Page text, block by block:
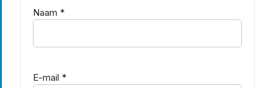
Naam *
E-mail *